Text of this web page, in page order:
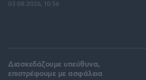
03.08.2026, 10:56
Διασκεδάζουμε υπεύθυνα,
επιστρέφουμε με ασφάλεια